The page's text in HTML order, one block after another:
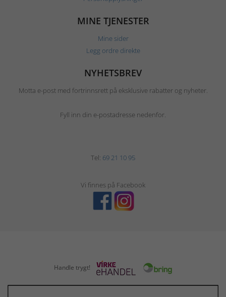
MINE TJENESTER
Mine sider
Legg ordre direkte
NYHETSBREV
Motta e-post med fortrinnsrett på eksklusive rabatter og nyheter.
Fyll inn din e-postadresse nedenfor.
Tel: 69 21 10 95
Vi finnes på Facebook
Handle trygt!